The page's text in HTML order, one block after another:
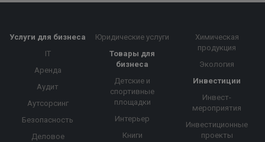
Услуги для бизнеса
IT
Аренда
Аудит
Аутсорсинг
Безопасность
Деловое
Юридические услуги
Товары для
бизнеса
Детские и
спортивные
площадки
Интерьер
Книги
Химическая
продукция
Экология
Инвестиции
Инвест-
мероприятия
Инвестиционные
проекты